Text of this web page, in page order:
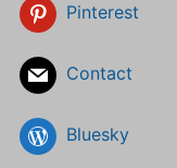
Pinterest
Contact
Bluesky